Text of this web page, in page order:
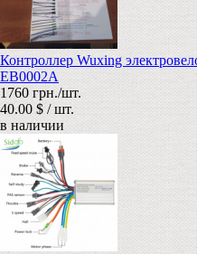
Контроллер Wuxing
EB0002А
1760 грн./шт.
40.00 $ / шт.
в наличии